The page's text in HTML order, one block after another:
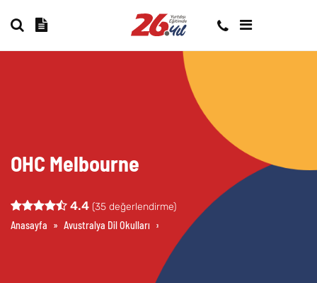
OHC Melbourne
4.4 (35 değerlendirme)
Anasayfa » Avustralya Dil Okulları » Melbourne Dil Okulları